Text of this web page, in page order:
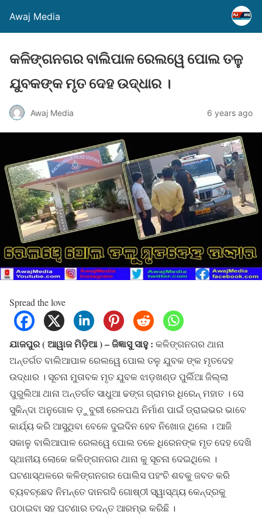
Awaj Media
କଳିଙ୍ଗନଗର ବାଲିପାଳ ରେଲୱେ ପୋଲ ତଳୁ
ଯୁବକଙ୍କ ମୃତ ଦେହ ଉଦ୍ଧାର ।
Awaj Media 6 years ago
Spread the love
ଯାଜପୁର ( ଆୱାଜ ମିଡ଼ିଆ ) – ଜିଜ୍ଞାସୁ ସାହୁ : କଳିଙ୍ଗନଗର ଥାନା
ଅନ୍ତର୍ଗତ ବାଲିଆପାଳ ରେଲୱେ ପୋଲ ତଳୁ ଯୁବକ ଙ୍କ ମୃତଦେହ
ଉଦ୍ଧାର । ସୂଚନା ମୁତାବକ ମୃତ ଯୁବକ ଝାଡ଼ଖଣ୍ଡ ପୁର୍ଲିଆ ଜିଲ୍ଲା
ପୁରୁଲିଆ ଥାନା ଅନ୍ତର୍ଗତ ସାଧୁଆ ଢଙ୍ଗ ଗ୍ରାମର ଧିରେନ୍ ମହାତ । ସେ
ସୁକିନ୍ଦା ଅନୁଗୋଳ ଡ଼ୁବୁରୀ ରେଳପଥ ନିର୍ମାଣ ପାଇଁ ଡ୍ରାଇଭର ଭାବେ
କାର୍ଯ୍ୟ କରି ଆସୁଥିବା ବେଳେ ଦୁଇଦିନ ହେବ ନିଖୋଜ ଥିଲେ । ଆଜି
ସକାଳୁ ବାଲିଆପାଳ ରେଲୱେ ପୋଲ ତଳେ ଧିରେନଙ୍କ ମୃତ ଦେହ ଦେଖି
ସ୍ଥାନୀୟ ଲୋକେ କଳିଙ୍ଗନଗର ଥାନା କୁ ସୂଚନା ଦେଇଥିଲେ ।
ଘଟଣାସ୍ଥଳରେ କଳିଙ୍ଗନଗର ପୋଲିସ ପହଂଚି ଶବକୁ ଜବତ କରି
ବ୍ୟବଚ୍ଛେଦ ନିମନ୍ତେ ଦାନଗଦି ଗୋଷ୍ଠୀ ସ୍ୱାସ୍ଥ୍ୟ କେନ୍ଦ୍ରକୁ
ପଠାଇବା ସହ ଘଟଣାର ତଦନ୍ତ ଆରମ୍ଭ କରିଛି ।